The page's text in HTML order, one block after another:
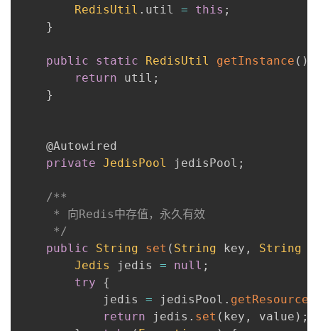
RedisUtil . util = this ;
}
public static RedisUtil getInstance ( )
return util ;
}
@Autowired
private JedisPool jedisPool ;
/**
     * 向Redis中存值，永久有效
     */
public
String set ( String key , String
Jedis
jedis = null ;
try
{
            jedis
= jedisPool . getResource
return jedis . set ( key , value ) ;